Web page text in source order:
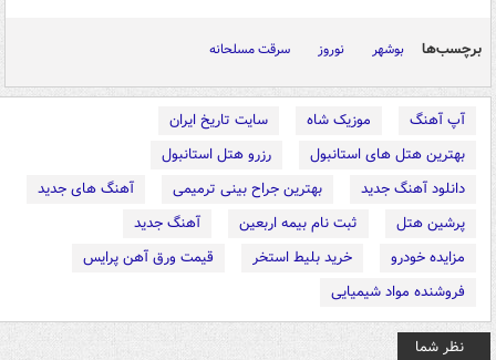
برچسب‌ها بوشهر نوروز سرقت مسلحانه
آپ آهنگ موزیک شاه
سایت تاریخ ایران
بهترین هتل های استانبول
رزرو هتل استانبول
دانلود آهنگ جدید
بهترین جراح بینی ترمیمی
آهنگ های جدید
پرشین هتل
ثبت نام بیمه اربعین
آهنگ جدید
مزایده خودرو
خرید بلیط استخر
قیمت ورق آهن پرایس
فروشنده مواد شیمیایی
نظر شما